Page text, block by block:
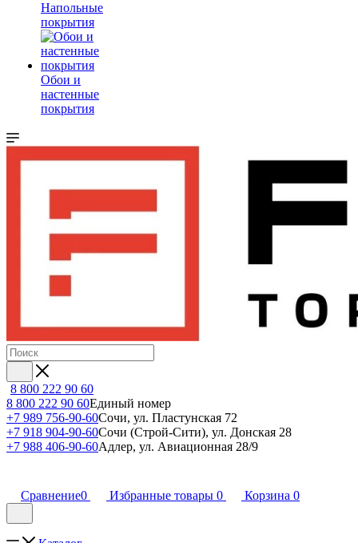
Напольные
покрытия
Обои и
настенные
покрытия
8 800 222 90 60
8 800 222 90 60Единый номер
+7 989 756-90-60Сочи, ул. Пластунская 72
+7 918 904-90-60Сочи (Строй-Сити), ул. Донская 28
+7 988 406-90-60Адлер, ул. Авиационная 28/9
Сравнение0 Избранные товары 0 Корзина 0